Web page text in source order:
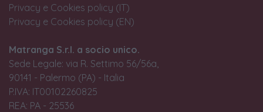
Privacy e Cookies policy (IT)
Privacy e Cookies policy (EN)
Matranga S.r.l. a socio unico.
Sede Legale: via R. Settimo 56/56a,
90141 - Palermo (PA) - Italia
P.IVA: IT00102260825
REA: PA - 25536